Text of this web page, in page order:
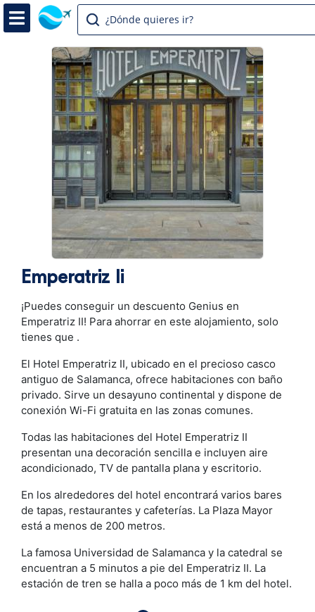
¿Dónde quieres ir?
Emperatriz Ii
¡Puedes conseguir un descuento Genius en
Emperatriz II! Para ahorrar en este alojamiento, solo
tienes que .
El Hotel Emperatriz II, ubicado en el precioso casco
antiguo de Salamanca, ofrece habitaciones con baño
privado. Sirve un desayuno continental y dispone de
conexión Wi-Fi gratuita en las zonas comunes.
Todas las habitaciones del Hotel Emperatriz II
presentan una decoración sencilla e incluyen aire
acondicionado, TV de pantalla plana y escritorio.
En los alrededores del hotel encontrará varios bares
de tapas, restaurantes y cafeterías. La Plaza Mayor
está a menos de 200 metros.
La famosa Universidad de Salamanca y la catedral se
encuentran a 5 minutos a pie del Emperatriz II. La
estación de tren se halla a poco más de 1 km del hotel.